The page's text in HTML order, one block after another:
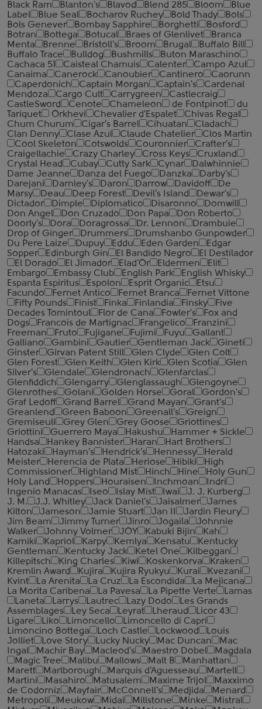
Black Ram Blanton's Blavod Blend 285 Bloom
Blue
Label
Blue Seal Bocharov Ruchey Bold Thady
Bols
Bols Genever
Bombay Sapphire Borghetti
Bosford
Botran
Bottega Botucal Braes of Glenlivet
Branca
Menta
Brenne Bristoll's Broom Brugal
Buffalo Bill
Buffalo Trace
Bulldog Bushmills
Buton Maraschino
Cachaca 51
Caisteal Chamuis Calenter
Campo Azul
Canaima
Canerock Canoubier Cantinero
Caorunn
Caperdonich
Captain Morgan Captain's
Cardenal
Mendoza
Cargo Cult Carrygreen
Castlecraig
CastleSword
Cenote Chameleon de Fontpinot
du
Tariquet
Orkhevi Chevalier d'Espalet
Chivas Regal
Chum Churum
Cigar's Barrel Cihuatan
Cladach
Clan Denny
Clase Azul Claude Chatelier
Clos Martin
Cool Skeleton
Cotswolds Couronnier
Crafter's
Craigellachie
Crazy Charley Cross Keys
Cruxland
Crystal Head
Cubay Cutty Sark Cynar
Dalwhinnie
Dame Jeanne
Danza del Fuego Danzka
Darby's
Darejani
Darnley's Daron Darrow Davidoff
De
Marsy
Deau Deep Forest Devil's Island
Dewar's
Dictador
Dimple Diplomatico Disaronno
Domwill
Don Angel
Don Cruzado Don Papa
Don Roberto
Doorly's
Dora Doragrossa Dr. Lennon
Drambuie
Drop of Ginger
Drummers
Drumshanbo Gunpowder
Du Pere Laize
Dupuy Eddu Eden Garden
Edgar
Sopper
Edinburgh Gin El Bandido Negro
El Destilador
El Dorado
El Jimador Elad'Or Eldermen
Elit
Embargo
Embassy Club English Park
English Whisky
Espanta Espiritus
Espolon Esprit Organic
Etsu
Facundo
Fernet Antico Fernet Branca
Fernet Vittone
Fifty Pounds
Finist Finka Finlandia Finsky
Five
Decades Tomintoul
Flor de Cana Fowler's
Fox and
Dogs
Francois de Martignac Frangelico
Franzini
Freeman
Fruto Fujigane Fujimi Fuyu
Gallant
Galliano
Gambini Gautier Gentleman Jack
Gineti
Ginster
Girvan Patent Still Glen Clyde
Glen Colt
Glen Forest
Glen Keith Glen Kirk Glen Scotia
Glen
Silver's
Glendale Glendronach
Glenfarclas
Glenfiddich
Glengarry Glenglassaugh
Glengoyne
Glenrothes
Golani Golden Horse Goral
Gordon's
Graf Ledoff
Grand Barrel Grand Mayan
Grant's
Greanlend
Green Baboon Greenall's
Greign
Gremiseuli
Grey Glen Grey Goose
Griottines
Griottini
Guerrero Maya Hakushu
Hammer + Sickle
Handsa
Hankey Bannister Haran
Hart Brothers
Hatozaki
Hayman's Hendrick's Hennessy
Herald
Meister
Herencia de Plata Heriose Hibiki
High
Commissioner
Highland Mist Hinch Hine
Holy Gun
Holy Land
Hoppers Houraisen Inchmoan
Indri
Ingenio Manacas
Iseo Islay Mist Iwai
J. J. Kurberg
J. M.
J.J. Whitley Jack Daniel's Jaisalmer
James
Kilton
Jameson Jamie Stuart Jan II
Jardin Fleury
Jim Beam
Jimmy Turner Jinro Jogaila
Johnnie
Walker
Johnny Volmer JOY Kabuki Bijin
Kah
Kamiki
Kapriol Karpy Kemlya Kensatu
Kentucky
Gentleman
Kentucky Jack Ketel One
Kilbeggan
Killepitsch
King Charles Kiwi Koskenkorva
Kraken
Kremlin Award
Kujira Kujira Ryukyu Kurai
Kvezani
Kvint
La Arenita La Cruz La Escondida
La Mejicana
La Morita Caribena
La Pavesa La Pipette Verte
Lamas
Laneta
Larrys Lautrec Lazy Dodo
Les Grands
Assemblages
Ley Seca Leyrat Lheraud
Licor 43
Ligare
Liko Limoncello
Limoncello di Capri
Limoncino Bottega
Loch Castle Lockwood
Louis
Jolliet
Love Story Lucky Nucky Mac Duncan
Mac
Ingal
Machir Bay Macleod's Maestro Dobel
Magdala
Magic Tree
Malibu Mallows Malt B
Manhattan
Marett
Marlborough Marquis d'Aguesseau
Martell
Martini
Masahiro Matusalem Maxime Trijol
Maxximo
de Codorniz
Mayfair McConnell's Medjida
Menard
Metropoli
Meukow Midai Millstone Minke
Mistral